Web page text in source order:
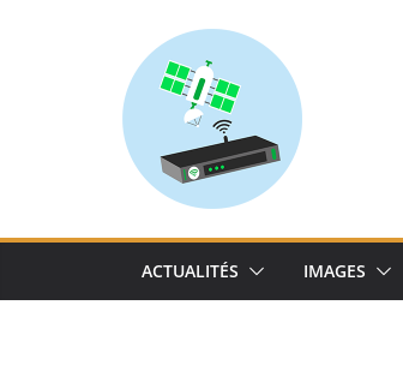
ACTUALITÉS IMAGES